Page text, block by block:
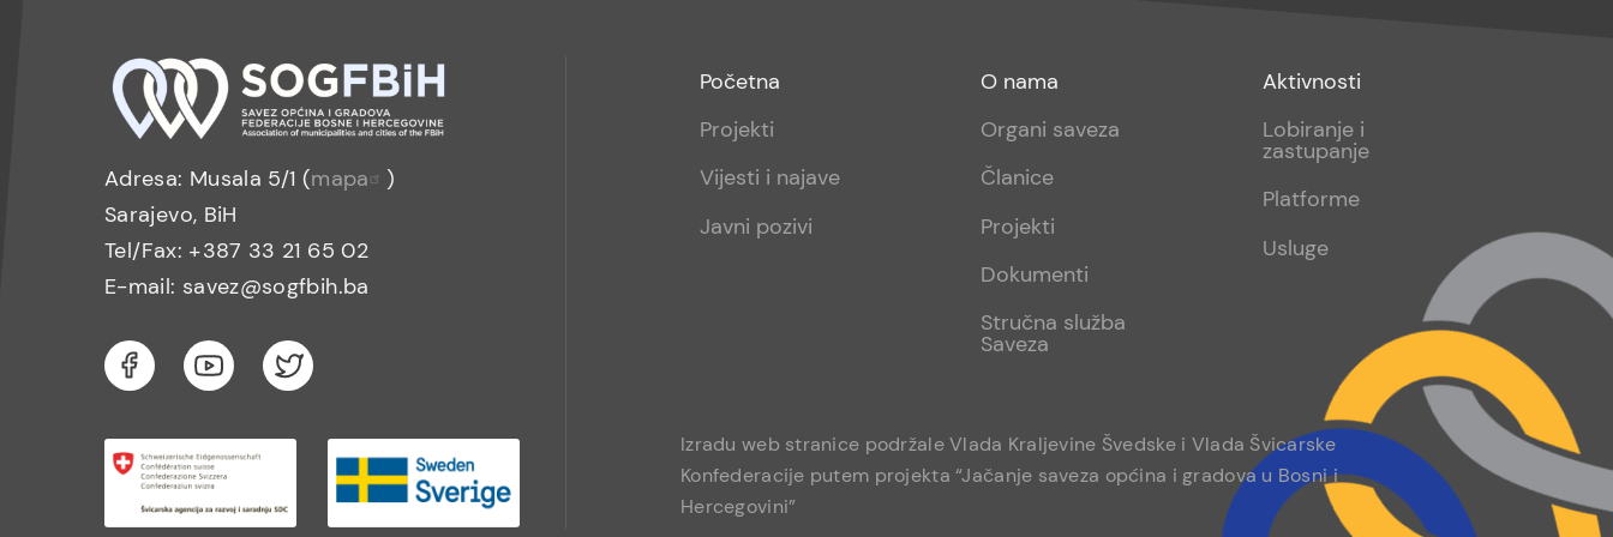
Adresa: Musala 5/1 (mapa
)
Sarajevo, BiH
Tel/Fax: +387 33 21 65 02
E-mail: savez@sogfbih.ba
Footer
menu
Početna
Projekti
Vijesti i najave
Javni pozivi
Footer
sub
O nama
Organi saveza
Članice
Projekti
Dokumenti
Stručna služba
Saveza
Footer
sub
Aktivnosti
Lobiranje i
zastupanje
Platforme
Usluge
Izradu web stranice podržale Vlada Kraljevine Švedske i Vlada Švicarske
Konfederacije putem projekta “Jačanje saveza općina i gradova u Bosni i
Hercegovini”